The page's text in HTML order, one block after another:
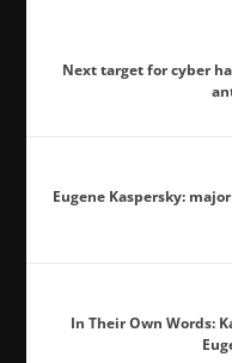
Next target for cyber
Eugene Kaspersky:
In Their Own Words: